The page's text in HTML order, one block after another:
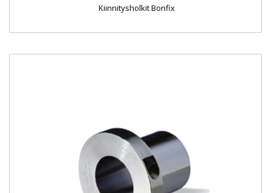
Kiinnitysholkit Bonfix